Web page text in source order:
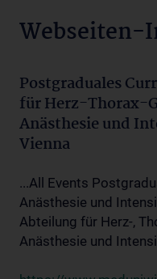
Webseiten-
Postgraduales
für Herz-Thorax-
Anästhesie und
Vienna
...All Events
Anästhesie und
Abteilung für Herz-,
Anästhesie und